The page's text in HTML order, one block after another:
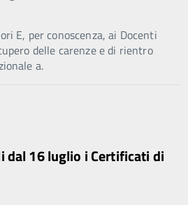
E, per conoscenza, ai Docenti
delle carenze e di rientro
a.
dal 16 luglio i Certificati di